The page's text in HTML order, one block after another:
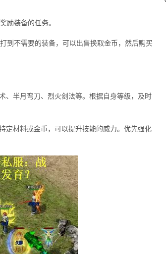
励装备的任务。
到不需要的装备，可以出售换取金币，然后购买
、半月弯刀、烈火剑法等。根据自身等级，及时
定材料或金币，可以提升技能的威力。优先强化